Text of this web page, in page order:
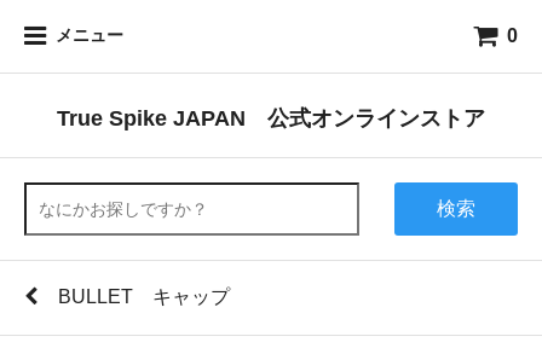
メニュー 0
True Spike JAPAN 公式オンラインストア
検索
BULLET キャップ